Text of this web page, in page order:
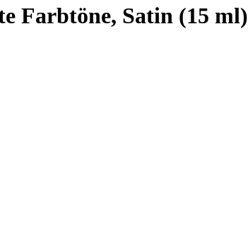
Farbtöne, Satin (15 ml)